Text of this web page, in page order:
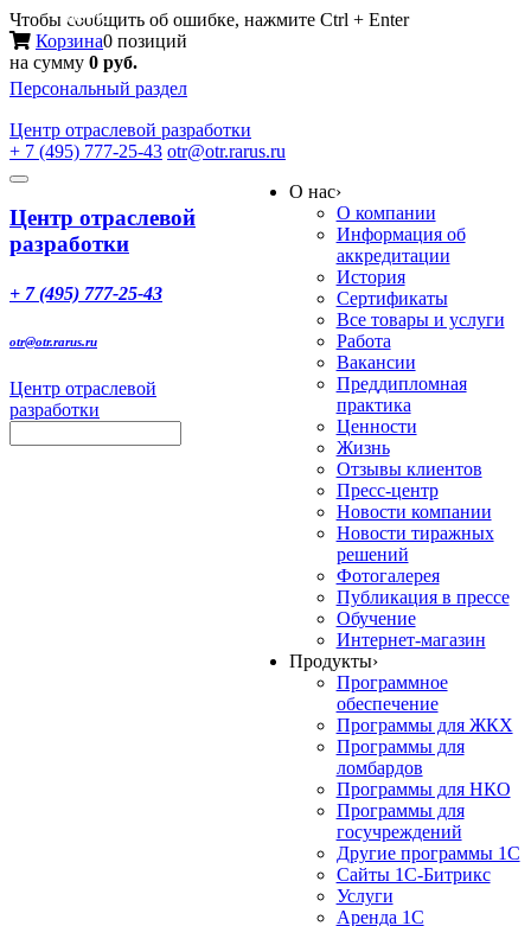
Чтобы сообщить об ошибке, нажмите Ctrl + Enter
Корзина0 позиций
на сумму 0 руб.
Персональный раздел
Центр отраслевой разработки
+ 7 (495) 777-25-43 otr@otr.rarus.ru
Toggle
Меню
Центр отраслевой
разработки
+ 7 (495) 777-25-43
otr@otr.rarus.ru
Центр отраслевой
разработки
О нас›
О компании
Информация об
аккредитации
История
Сертификаты
Все товары и услуги
Работа
Вакансии
Преддипломная
практика
Ценности
Жизнь
Отзывы клиентов
Пресс-центр
Новости компании
Новости тиражных
решений
Фотогалерея
Публикация в прессе
Обучение
Интернет-магазин
Продукты›
Программное
обеспечение
Программы для ЖКХ
Программы для
ломбардов
Программы для НКО
Программы для
госучреждений
Другие программы 1С
Сайты 1С-Битрикс
Услуги
Аренда 1С